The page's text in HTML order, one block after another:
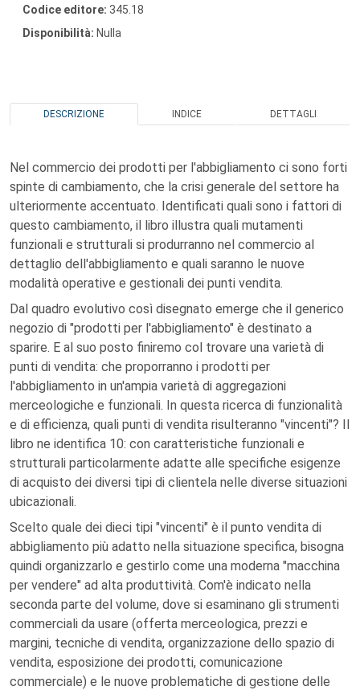
Codice editore: 345.18
Disponibilità: Nulla
DESCRIZIONE INDICE DETTAGLI
Nel commercio dei prodotti per l'abbigliamento ci sono forti
spinte di cambiamento, che la crisi generale del settore ha
ulteriormente accentuato. Identificati quali sono i fattori di
questo cambiamento, il libro illustra quali mutamenti
funzionali e strutturali si produrranno nel commercio al
dettaglio dell'abbigliamento e quali saranno le nuove
modalità operative e gestionali dei punti vendita.
Dal quadro evolutivo così disegnato emerge che il generico
negozio di "prodotti per l'abbigliamento" è destinato a
sparire. E al suo posto finiremo col trovare una varietà di
punti di vendita: che proporranno i prodotti per
l'abbigliamento in un'ampia varietà di aggregazioni
merceologiche e funzionali. In questa ricerca di funzionalità
e di efficienza, quali punti di vendita risulteranno "vincenti"? Il
libro ne identifica 10: con caratteristiche funzionali e
strutturali particolarmente adatte alle specifiche esigenze
di acquisto dei diversi tipi di clientela nelle diverse situazioni
ubicazionali.
Scelto quale dei dieci tipi "vincenti" è il punto vendita di
abbigliamento più adatto nella situazione specifica, bisogna
quindi organizzarlo e gestirlo come una moderna "macchina
per vendere" ad alta produttività. Com'è indicato nella
seconda parte del volume, dove si esaminano gli strumenti
commerciali da usare (offerta merceologica, prezzi e
margini, tecniche di vendita, organizzazione dello spazio di
vendita, esposizione dei prodotti, comunicazione
commerciale) e le nuove problematiche di gestione delle